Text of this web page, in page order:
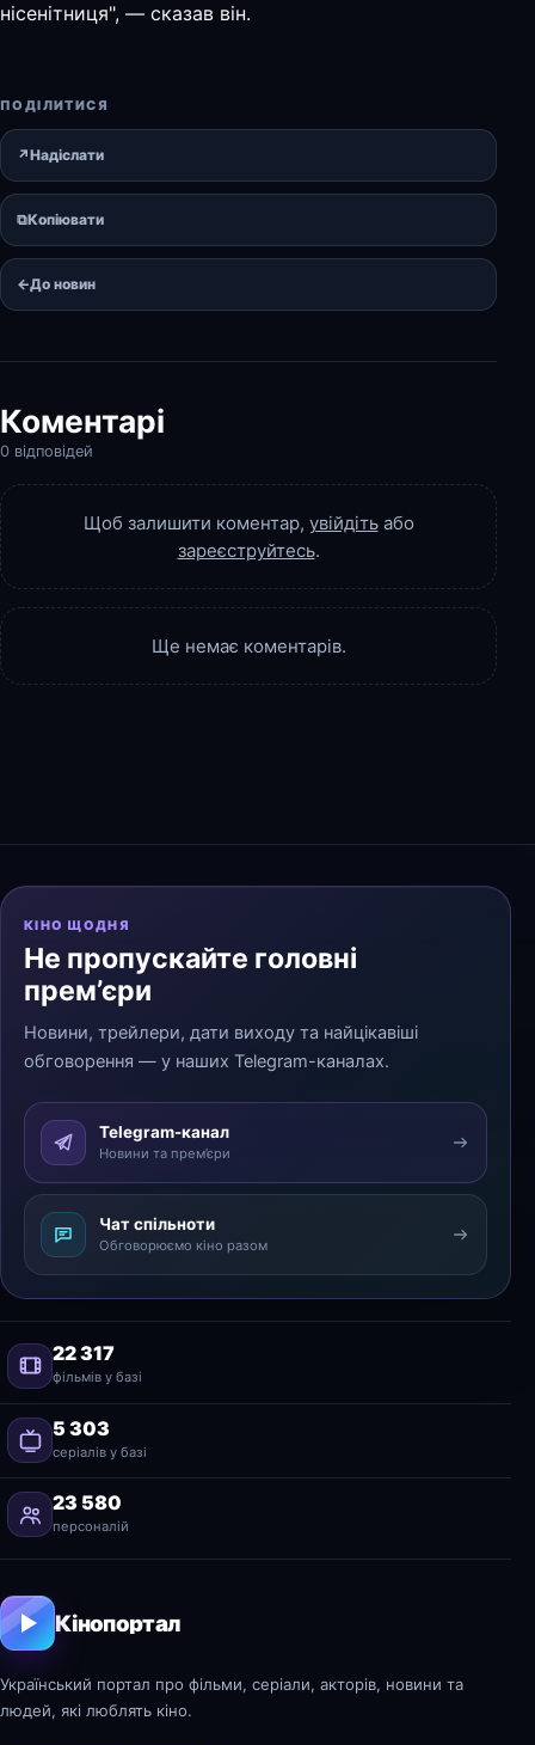
нісенітниця", — сказав він.
ПОДІЛИТИСЯ
↗Надіслати
⧉Копіювати
←До новин
Коментарі
0 відповідей
Щоб залишити коментар, увійдітьабо
зареєструйтесь.
Ще немає коментарів.
КІНО ЩОДНЯ
Не пропускайте головні
прем’єри
Новини, трейлери, дати виходу та найцікавіші
обговорення — у наших Telegram-каналах.
Telegram-канал
Новини та прем’єри
Чат спільноти
Обговорюємо кіно разом
22 317
фільмів у базі
5 303
серіалів у базі
23 580
персоналій
Кінопортал
Український портал про фільми, серіали, акторів, новини та
людей, які люблять кіно.